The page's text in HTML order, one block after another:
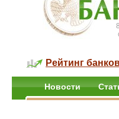
Рейтинг
Новости